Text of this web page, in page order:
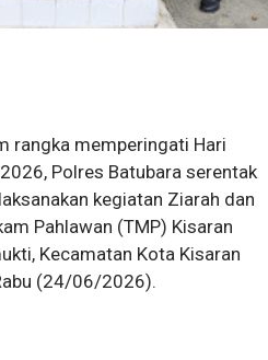
rangka memperingati Hari
Polres Batubara serentak
kegiatan Ziarah dan
Pahlawan (TMP) Kisaran
Kecamatan Kota Kisaran
(24/06/2026).